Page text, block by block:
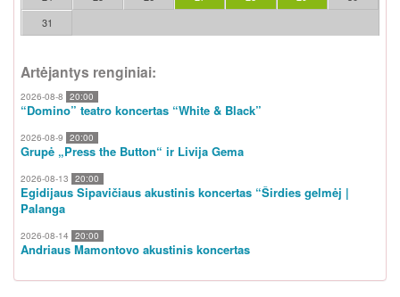
31
Artėjantys renginiai:
2026-08-8 20:00
“Domino” teatro koncertas “White & Black”
2026-08-9 20:00
Grupė „Press the Button“ ir Livija Gema
2026-08-13 20:00
Egidijaus Sipavičiaus akustinis koncertas “Širdies gelmėj |
Palanga
2026-08-14 20:00
Andriaus Mamontovo akustinis koncertas